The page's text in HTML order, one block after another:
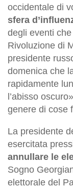
occidentale di
sfera
degli eventi
Rivoluzione di
presidente
domenica che
rapidamente
l’abisso
genere di cose
La presidente
esercitata
annullare le
Sogno
elettorale del